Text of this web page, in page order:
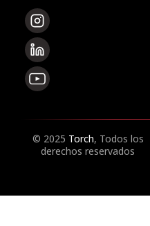
© 2025 Torch, Todos los
derechos reservados